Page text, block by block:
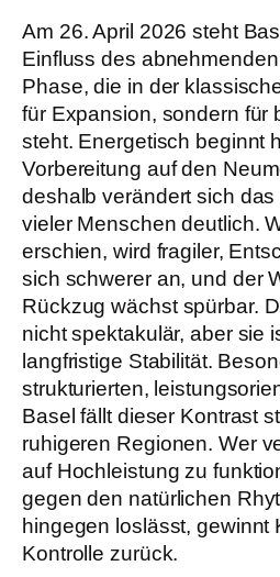
Am 26. April 2026 steht
Einfluss des
Phase, die in der
für Expansion, sondern für
steht. Energetisch beginnt
Vorbereitung auf den
deshalb verändert sich
vieler Menschen deutlich.
erschien, wird fragiler,
sich schwerer an, und der
Rückzug wächst spürbar.
nicht spektakulär, aber sie
langfristige Stabilität.
strukturierten,
Basel fällt dieser Kontrast
ruhigeren Regionen. Wer
auf Hochleistung zu
gegen den natürlichen
hingegen loslässt, gewinnt
Kontrolle zurück.